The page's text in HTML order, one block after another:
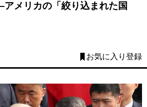
メリカの「絞り込まれた国
お気に入り登録